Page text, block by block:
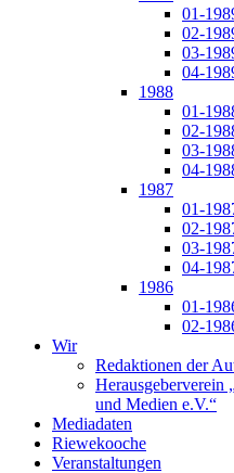
01-
02-
03-
04-
1988
01-
02-
03-
04-
1987
01-
02-
03-
04-
1986
01-
02-
Wir
Redaktionen der
Herausgeberverein
und Medien e.V.“
Mediadaten
Riewekooche
Veranstaltungen